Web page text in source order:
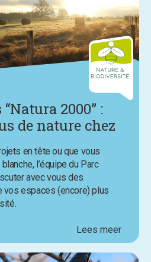
2000” :
de nature chez
en tête ou que vous
l’équipe du Parc
avec vous des
espaces (encore) plus
Lees meer